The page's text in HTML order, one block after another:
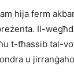
hija ferm
Il-
t-tħassib tal-
u